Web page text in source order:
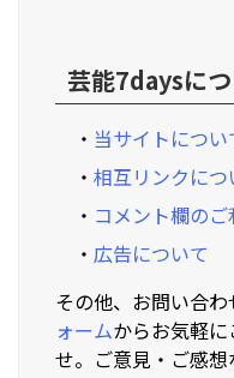
芸能7daysに
・ 当サイトについ
・ 相互リンクにつ
・ コメント欄の
・ 広告について
その他、お問い合わ
ォームからお気軽
せ。ご意見・ご感想